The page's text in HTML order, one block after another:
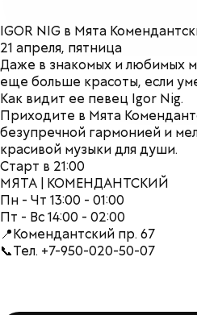
IGOR NIG в Мята
21 апреля, пятница
Даже в знакомых и любимых
еще больше красоты, если
Как видит ее певец Igor Nig.
Приходите в Мята
безупречной гармонией и
красивой музыки для души.
Старт в 21:00
МЯТА | КОМЕНДАНТСКИЙ
Пн - Чт 13:00 - 01:00
Пт - Вс 14:00 - 02:00
📍Комендантский пр. 67
📞Тел. +7-950-020-50-07